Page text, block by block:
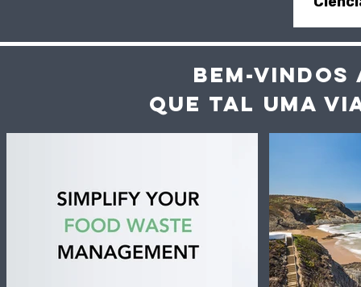
BEM-VINDOS
QUE TAL UMA